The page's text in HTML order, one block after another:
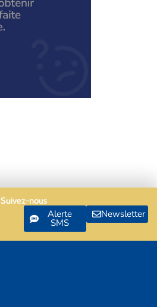
Suivez-nous
Alerte
SMS
Newsletter